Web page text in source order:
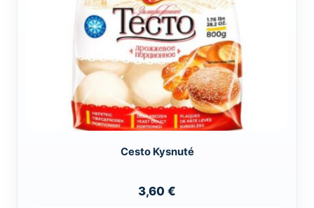
Cesto Kysnuté
3,60 €